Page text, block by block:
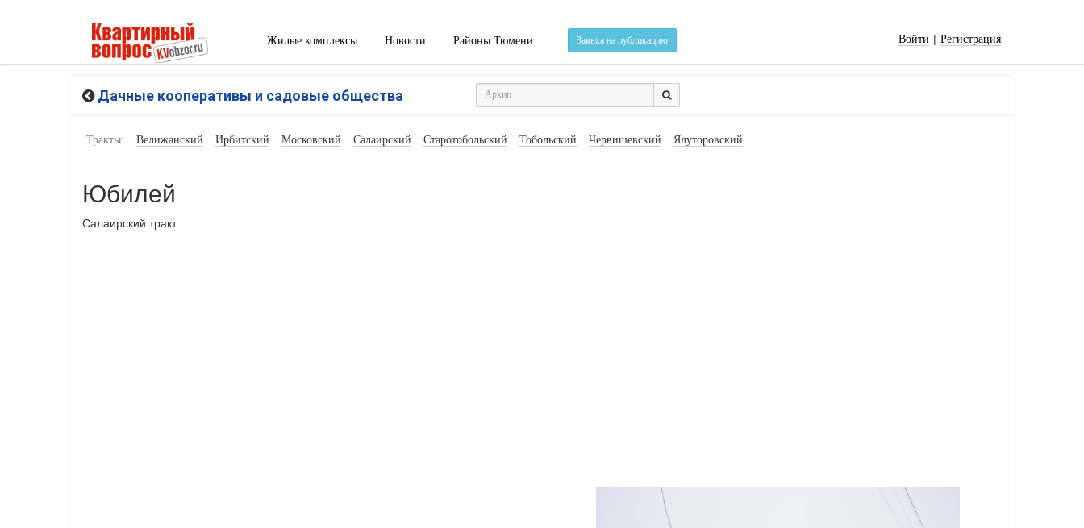
Жилые комплексы Новости Районы Тюмени Заявка на публикацию Войти | Регистрация
Дачные кооперативы и садовые общества
Тракты: Велижанский Ирбитский Московский Салаирский Старотобольский Тобольский Червишевский Ялуторовский
Юбилей
Салаирский тракт